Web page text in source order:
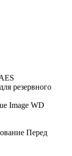
резервного
Image WD
Перед